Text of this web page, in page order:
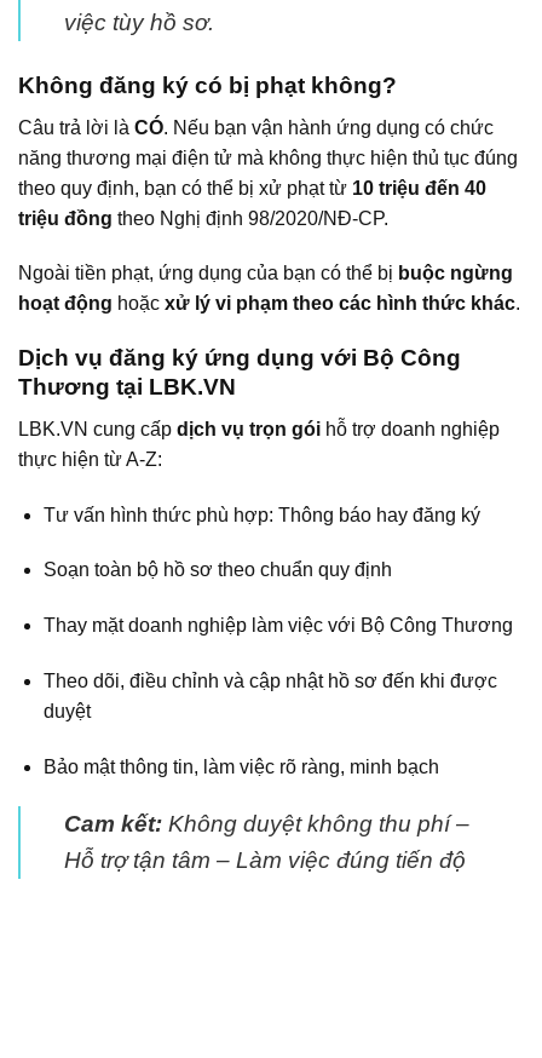
việc tùy hồ sơ.
Không đăng ký có bị phạt không?
Câu trả lời là CÓ. Nếu bạn vận hành ứng dụng có chức
năng thương mại điện tử mà không thực hiện thủ tục đúng
theo quy định, bạn có thể bị xử phạt từ 10 triệu đến 40
triệu đồng theo Nghị định 98/2020/NĐ-CP.
Ngoài tiền phạt, ứng dụng của bạn có thể bị buộc ngừng
hoạt động hoặc xử lý vi phạm theo các hình thức khác.
Dịch vụ đăng ký ứng dụng với Bộ Công
Thương tại LBK.VN
LBK.VN cung cấp dịch vụ trọn gói hỗ trợ doanh nghiệp
thực hiện từ A-Z:
Tư vấn hình thức phù hợp: Thông báo hay đăng ký
Soạn toàn bộ hồ sơ theo chuẩn quy định
Thay mặt doanh nghiệp làm việc với Bộ Công Thương
Theo dõi, điều chỉnh và cập nhật hồ sơ đến khi được
duyệt
Bảo mật thông tin, làm việc rõ ràng, minh bạch
Cam kết: Không duyệt không thu phí –
Hỗ trợ tận tâm – Làm việc đúng tiến độ